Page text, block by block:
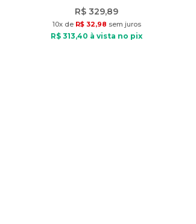
R$ 329,89
10x de R$ 32,98 sem juros
R$ 313,40 à vista no pix